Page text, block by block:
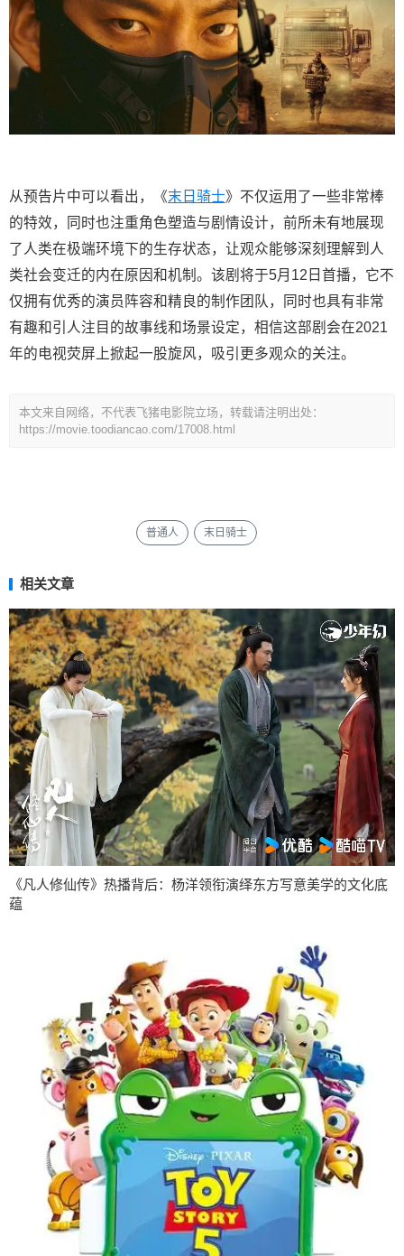
从预告片中可以看出，《末日骑士》不仅运用了一些非常棒
的特效，同时也注重角色塑造与剧情设计，前所未有地展现
了人类在极端环境下的生存状态，让观众能够深刻理解到人
类社会变迁的内在原因和机制。该剧将于5月12日首播，它不
仅拥有优秀的演员阵容和精良的制作团队，同时也具有非常
有趣和引人注目的故事线和场景设定，相信这部剧会在2021
年的电视荧屏上掀起一股旋风，吸引更多观众的关注。
本文来自网络，不代表飞猪电影院立场，转载请注明出处：
https://movie.toodiancao.com/17008.html
普通人 末日骑士
相关文章
《凡人修仙传》热播背后：杨洋领衔演绎东方写意美学的文化底
蕴